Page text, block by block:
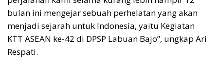
bulan ini mengejar sebuah perhelatan yang akan
menjadi sejarah untuk Indonesia, yaitu Kegiatan
KTT ASEAN ke-42 di DPSP Labuan Bajo”, ungkap Ari
Respati.